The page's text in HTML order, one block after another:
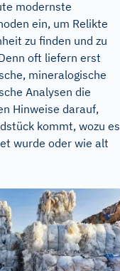
modernste
ein, um Relikte
zu finden und zu
oft liefern erst
mineralogische
Analysen die
Hinweise darauf,
kommt, wozu es
wurde oder wie alt